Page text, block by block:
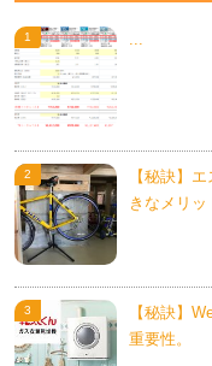
...
【秘訣】
きなメリッ
【秘訣】
重要性。